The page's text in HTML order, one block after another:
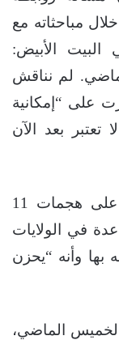
مباحثاته مع
البيت الأبيض:
لم نناقش
على “إمكانية
تعتبر بعد الآن
وردا على سؤال عما إذا كان يندم على هجمات 11
القاعدة في الولايات
بها وأنه “يحزن
الماضي،